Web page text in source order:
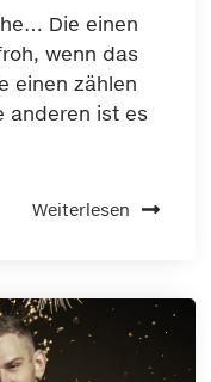
Die einen
wenn das
einen zählen
anderen ist es
Weiterlesen